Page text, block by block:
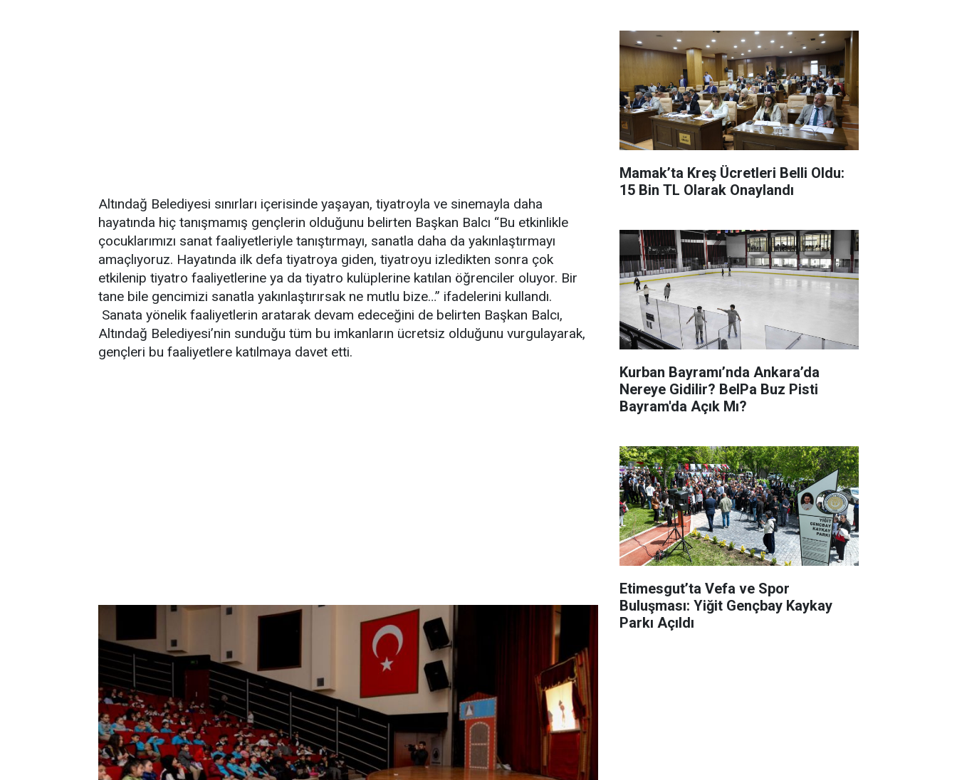
Altındağ Belediyesi sınırları içerisinde yaşayan, tiyatroyla ve sinemayla daha
hayatında hiç tanışmamış gençlerin olduğunu belirten Başkan Balcı “Bu etkinlikle
çocuklarımızı sanat faaliyetleriyle tanıştırmayı, sanatla daha da yakınlaştırmayı
amaçlıyoruz. Hayatında ilk defa tiyatroya giden, tiyatroyu izledikten sonra çok
etkilenip tiyatro faaliyetlerine ya da tiyatro kulüplerine katılan öğrenciler oluyor. Bir
tane bile gencimizi sanatla yakınlaştırırsak ne mutlu bize…” ifadelerini kullandı.
Sanata yönelik faaliyetlerin aratarak devam edeceğini de belirten Başkan Balcı,
Altındağ Belediyesi’nin sunduğu tüm bu imkanların ücretsiz olduğunu vurgulayarak,
gençleri bu faaliyetlere katılmaya davet etti.
Mamak’ta Kreş Ücretleri Belli Oldu:
15 Bin TL Olarak Onaylandı
Kurban Bayramı’nda Ankara’da
Nereye Gidilir? BelPa Buz Pisti
Bayram'da Açık Mı?
Etimesgut’ta Vefa ve Spor
Buluşması: Yiğit Gençbay Kaykay
Parkı Açıldı